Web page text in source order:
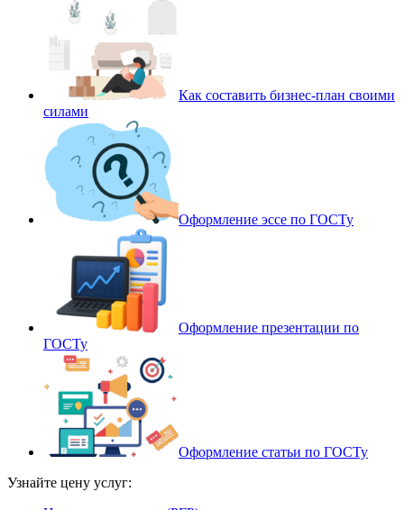
Как составить бизнес-план своими
силами
Оформление эссе по ГОСТу
Оформление презентации по
ГОСТу
Оформление статьи по ГОСТу
Узнайте цену услуг: